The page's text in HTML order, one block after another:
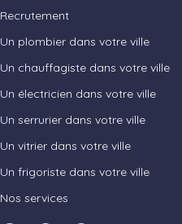
Recrutement
Un plombier dans votre ville
Un chauffagiste dans votre ville
Un électricien dans votre ville
Un serrurier dans votre ville
Un vitrier dans votre ville
Un frigoriste dans votre ville
Nos services